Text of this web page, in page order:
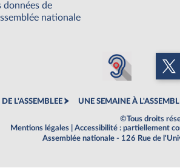
données de
nationale
L'ASSEMBLEE UNE SEMAINE À
©Tous droits
Mentions légales
Accessibilité : partiellement
Assemblée nationale - 126 Rue de